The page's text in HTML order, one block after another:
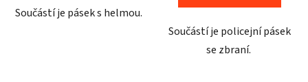
Součástí je pásek s helmou.
Součástí je policejní pásek
se zbraní.